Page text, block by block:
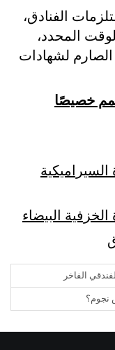
الفنادق،
المحدد،
الصارم لشهادات
خصيصًا
السيراميكية
الخزفية البيضاء
الفاخر
نجوم؟